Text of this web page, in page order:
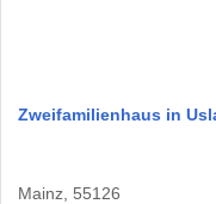
Zweifamilienhaus in
Mainz, 55126